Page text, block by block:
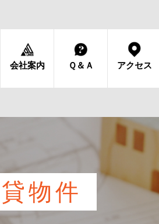
会社案内 Ｑ＆Ａ アクセス
物件